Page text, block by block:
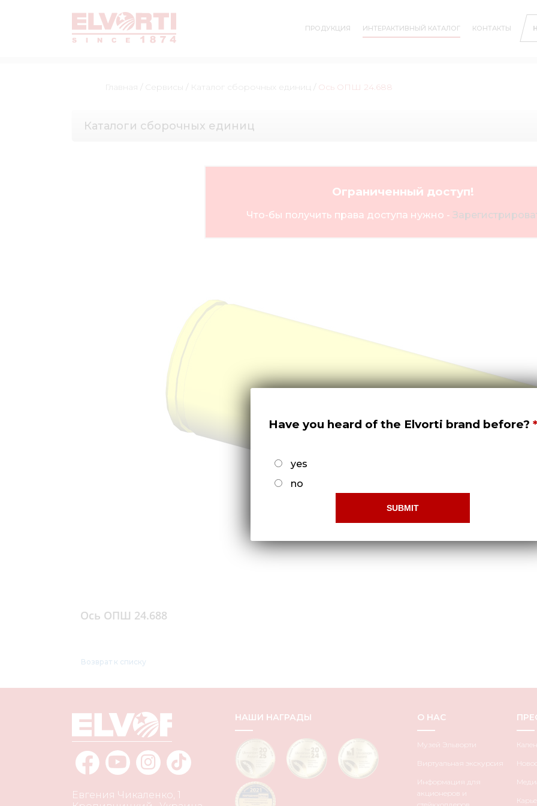
ПРОДУКЦИЯ ИНТЕРАКТИВНЫЙ КАТАЛОГ КОНТАКТЫ
Главная / Сервисы / Каталог сборочных единиц / Ось ОПШ 24.688
Каталоги сборочных единиц
Ограниченный доступ!
Что-бы получить права доступа нужно -
Ось ОПШ 24.688
Возврат к списку
Евгения Чикаленко, 1
НАШИ НАГРАДЫ О НАС
Музей Эльворти
Виртуальная экскурсия
Информация для
акционеров и
Have you heard of the Elvorti brand before?
yes
no